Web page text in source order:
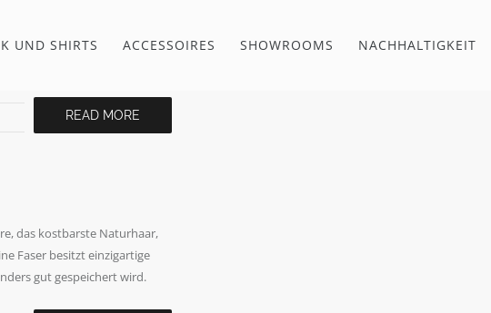
UND SHIRTS ACCESSOIRES SHOWROOMS NACHHALTIGKEIT
READ MORE
das kostbarste Naturhaar,
Faser besitzt einzigartige
gut gespeichert wird.